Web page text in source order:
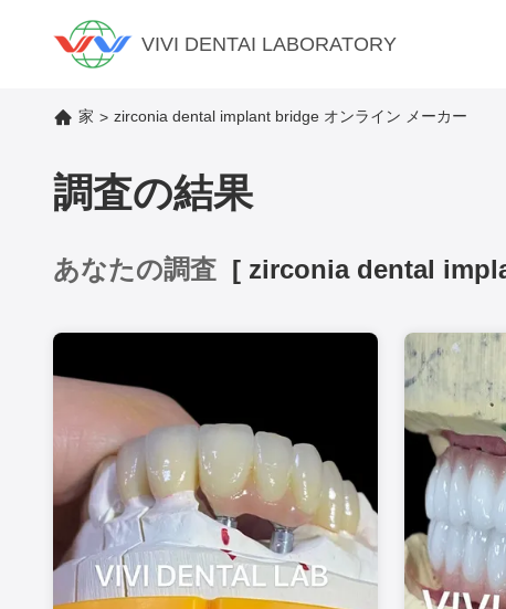
VIVI DENTAI LABORATORY
家 > zirconia dental implant bridge オンライン メーカー
調査の結果
あなたの調査 [ zirconia dental